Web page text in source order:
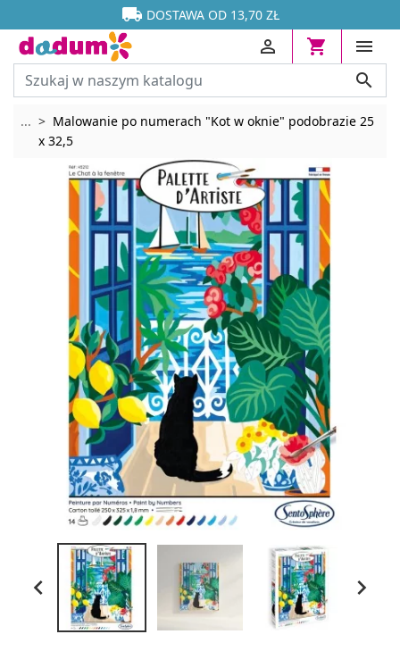

 DOSTAWA OD 13,70 ZŁ






... Rozwiń breadcrumbs
Malowanie po numerach "Kot w oknie" podobrazie 25
x 32,5
 